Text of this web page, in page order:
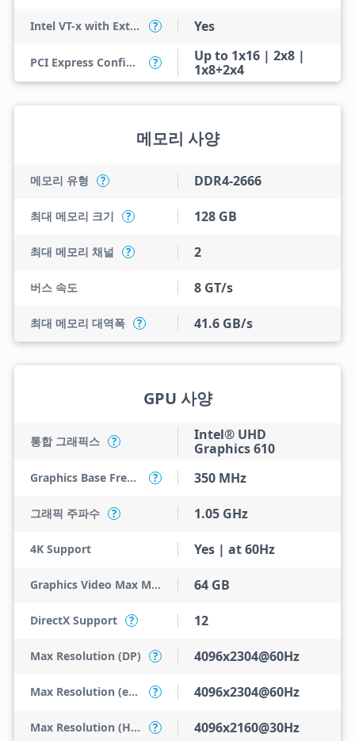
Intel VT-x with Extended Page Tables (EPT) ? Yes
PCI Express Configurations ?
Up to 1x16 | 2x8 |
1x8+2x4
메모리 사양
메모리 유형 ? DDR4-2666
최대 메모리 크기 ? 128 GB
최대 메모리 채널 ? 2
버스 속도 8 GT/s
최대 메모리 대역폭 ? 41.6 GB/s
GPU 사양
통합 그래픽스 ?
Intel® UHD
Graphics 610
Graphics Base Frequency ? 350 MHz
그래픽 주파수 ? 1.05 GHz
4K Support Yes | at 60Hz
Graphics Video Max Memory 64 GB
DirectX Support ? 12
Max Resolution (DP) ? 4096x2304@60Hz
Max Resolution (eDP - Integrated Flat Panel) ? 4096x2304@60Hz
Max Resolution (HDMI) ? 4096x2160@30Hz